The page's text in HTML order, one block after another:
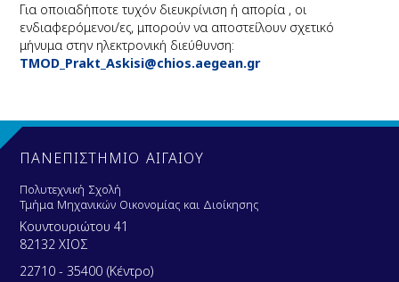
Για οποιαδήποτε τυχόν διευκρίνιση ή απορία , οι
ενδιαφερόμενοι/ες, μπορούν να αποστείλουν σχετικό
μήνυμα στην ηλεκτρονική διεύθυνση:
TMOD Prakt _Askisi@chios.aegean.gr
ΠΑΝΕΠΙΣΤΗΜΙΟ ΑΙΓΑΙΟΥ
Πολυτεχνική Σχολή
Τμήμα Μηχανικών Οικονομίας και Διοίκησης
Κουντουριώτου 41
82132 ΧΙΟΣ
22710 - 35400 (Κέντρο)